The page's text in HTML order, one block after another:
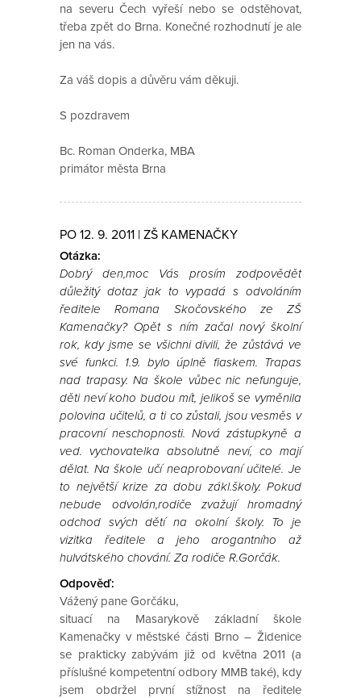
na severu Čech vyřeší nebo se odstěhovat,
třeba zpět do Brna. Konečné rozhodnutí je ale
jen na vás.
Za váš dopis a důvěru vám děkuji.
S pozdravem
Bc. Roman Onderka, MBA
primátor města Brna
PO 12. 9. 2011 | ZŠ KAMENAČKY
Otázka:
Dobrý den,moc Vás prosím zodpovědět
důležitý dotaz jak to vypadá s odvoláním
ředitele Romana Skočovského ze ZŠ
Kamenačky? Opět s ním začal nový školní
rok, kdy jsme se všichni divili, že zůstává ve
své funkci. 1.9. bylo úplně fiaskem. Trapas
nad trapasy. Na škole vůbec nic nefunguje,
děti neví koho budou mít, jelikoš se vyměnila
polovina učitelů, a ti co zůstali, jsou vesměs v
pracovní neschopnosti. Nová zástupkyně a
ved. vychovatelka absolutně neví, co mají
dělat. Na škole učí neaprobovaní učitelé. Je
to největší krize za dobu zákl.školy. Pokud
nebude odvolán,rodiče zvažují hromadný
odchod svých dětí na okolní školy. To je
vizitka ředitele a jeho arogantního až
hulvátského chování. Za rodiče R.Gorčák.
Odpověď:
Vážený pane Gorčáku,
situací na Masarykově základní škole
Kamenačky v městské části Brno – Židenice
se prakticky zabývám již od května 2011 (a
příslušné kompetentní odbory MMB také), kdy
jsem obdržel první stížnost na ředitele